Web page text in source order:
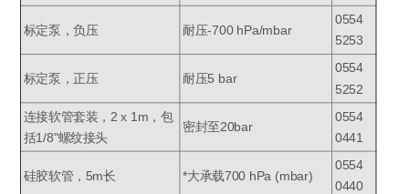
标定泵，负压 耐压-700 hPa/mbar
0554
5253
标定泵，正压 耐压5 bar
0554
5252
连接软管套装，2 x 1m，包
括1/8"螺纹接头
密封至20bar
0554
0441
硅胶软管，5m长 *大承载700 hPa (mbar)
0554
0440